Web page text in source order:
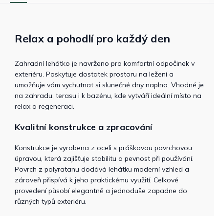
Relax a pohodlí pro každý den
Zahradní lehátko je navrženo pro komfortní odpočinek v
exteriéru. Poskytuje dostatek prostoru na ležení a
umožňuje vám vychutnat si slunečné dny naplno. Vhodné je
na zahradu, terasu i k bazénu, kde vytváří ideální místo na
relax a regeneraci.
Kvalitní konstrukce a zpracování
Konstrukce je vyrobena z oceli s práškovou povrchovou
úpravou, která zajišťuje stabilitu a pevnost při používání.
Povrch z polyratanu dodává lehátku moderní vzhled a
zároveň přispívá k jeho praktickému využití. Celkové
provedení působí elegantně a jednoduše zapadne do
různých typů exteriéru.